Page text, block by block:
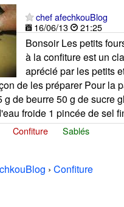
chef afechkouBlog
16/06/13
21:25
Bonsoir Les petits
à la confiture est un
aprécié par les petits
de les préparer Pour la
de beurre 50 g de sucre
froide 1 pincée de sel
Confiture Sablés
› Confiture